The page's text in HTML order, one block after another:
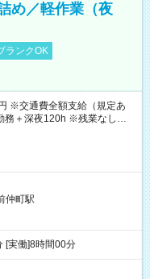
め／軽作業（夜
ランクOK
※交通費全額支給（規定あ
務＋深夜120h ※残業なしの場
仲町駅
[実働]8時間00分